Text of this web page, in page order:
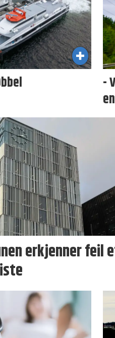
-
erkjenner feil